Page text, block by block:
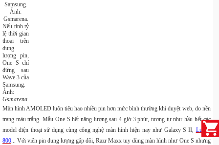
Nếu tính tỷ
lệ thời gian
thoại trên
dung
lượng pin,
One S chỉ
đứng sau
Wave 3 của
Samsung.
Ảnh:
Gsmarena.
Màn hình AMOLED luôn tiêu hao nhiều pin hơn mức bình thường khi duyệt web, do nền
trang màu trắng. Mẫu One S hết năng lượng sau 4 giờ 3 phút, tương tự như hầu hết các
model điện thoại sử dụng cùng công nghệ màn hình hiện nay như Galaxy S II, Lumia
800... Với viên pin dung lượng gấp đôi, Razr Maxx tuy dùng màn hình như One S nhưng